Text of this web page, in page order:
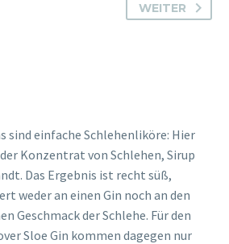
WEITER
sind einfache Schlehenliköre: Hier
Konzentrat von Schlehen, Sirup
Das Ergebnis ist recht süß,
weder an einen Gin noch an den
Geschmack der Schlehe. Für den
Sloe Gin kommen dagegen nur